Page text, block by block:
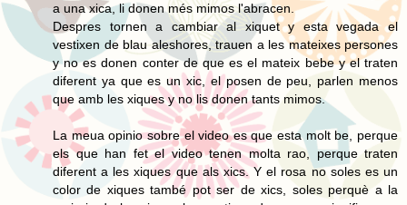
a una xica, li donen més mimos l'abracen.
Despres tornen a cambiar al xiquet y esta vegada el
vestixen de blau aleshores, trauen a les mateixes persones
y no es donen conter de que es el mateix bebe y el traten
diferent ya que es un xic, el posen de peu, parlen menos
que amb les xiques y no lis donen tants mimos.
La meua opinio sobre el video es que esta molt be, perque
els que han fet el video tenen molta rao, perque traten
diferent a les xiques que als xics. Y el rosa no soles es un
color de xiques també pot ser de xics, soles perquè a la